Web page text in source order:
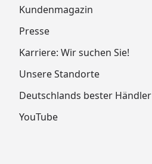
Kundenmagazin
Presse
Karriere: Wir suchen Sie!
Unsere Standorte
Deutschlands bester Händler
YouTube